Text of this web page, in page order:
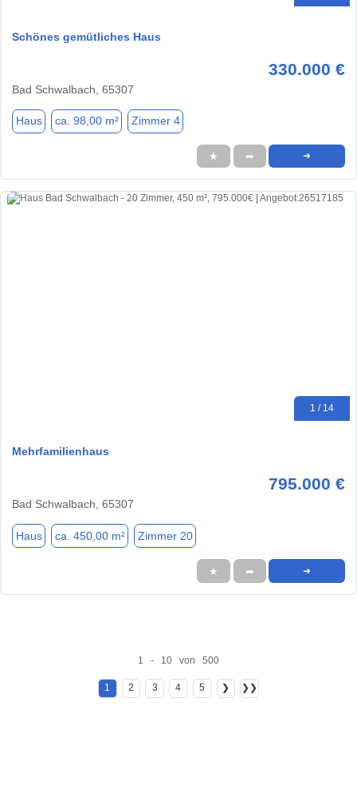
Schönes gemütliches Haus
330.000 €
Bad Schwalbach, 65307
Haus ca. 98,00 m² Zimmer 4
★ ➦ ➜
1 / 14
Mehrfamilienhaus
795.000 €
Bad Schwalbach, 65307
Haus ca. 450,00 m² Zimmer 20
★ ➦ ➜
1 - 10 von 500
1 2 3 4 5 ❯ ❯❯